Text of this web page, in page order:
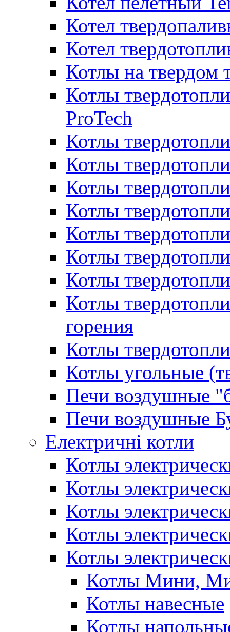
Котел
Котел
Котлы на твердом
Котлы
ProTech
Котлы
Котлы
Котлы
Котлы
Котлы
Котлы
Котлы
Котлы
горения
Котлы
Котлы угольные
Печи воздушные
Печи воздушные
Електричні котли
Котлы
Котлы
Котлы
Котлы
Котлы
Котлы Мини,
Котлы навесные
Котлы